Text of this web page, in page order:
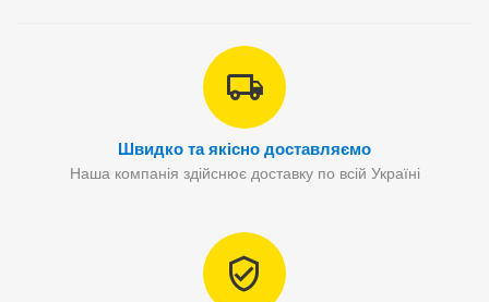
Швидко та якісно доставляємо
Наша компанія здійснює доставку по всій Україні